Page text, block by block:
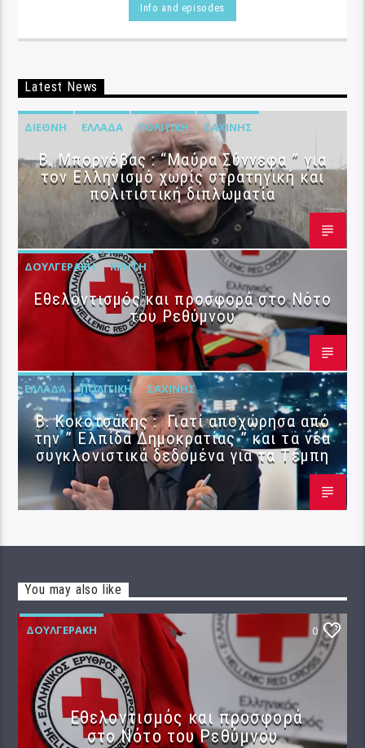
Info and episodes
Latest News
ΔΙΕΘΝΉ ΕΛΛΆΔΑ ΠΟΛΙΤΙΚΉ ΣΑΧΊΝΗΣ
B. Μπορνόβας : “Μαύρα Σύννεφα ” για
τον Ελληνισμό χωρίς στρατηγική και
πολιτιστική διπλωματία
ΔΟΥΛΓΕΡΆΚΗ ΚΡΉΤΗ
Εθελοντισμός και προσφορά στο Νότο
του Ρεθύμνου
ΕΛΛΆΔΑ ΠΟΛΙΤΙΚΉ ΣΑΧΊΝΗΣ
Β. Κοκοτσάκης : Γιατί αποχώρησα από
την ” Ελπίδα Δημοκρατίας ” και τα νέα
συγκλονιστικά δεδομένα για τα Τέμπη
You may also like
ΔΟΥΛΓΕΡΆΚΗ 0
Εθελοντισμός και προσφορά
στο Νότο του Ρεθύμνου